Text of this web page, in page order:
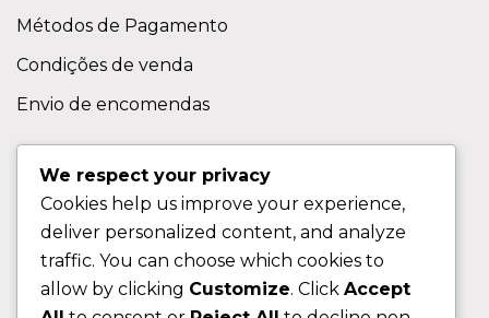
Métodos de Pagamento
Condições de venda
Envio de encomendas
Contactos
Sobre nos
FAQ (Perguntas Frequentes)
We respect your privacy
Cookies help us improve your experience,
deliver personalized content, and analyze
traffic. You can choose which cookies to
allow by clicking Customize. Click Accept